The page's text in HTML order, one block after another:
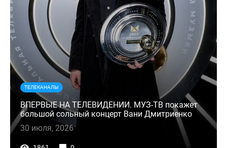
ТЕЛЕКАНАЛЫ
ВПЕРВЫЕ НА ТЕЛЕВИДЕНИИ. МУЗ-ТВ покажет
большой сольный концерт Вани Дмитриенко
30 июля, 2026